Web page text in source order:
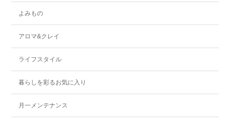
よみもの
アロマ&クレイ
ライフスタイル
暮らしを彩るお気に入り
月一メンテナンス